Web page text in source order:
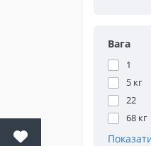
Вага
1
5 кг
22
68 кг